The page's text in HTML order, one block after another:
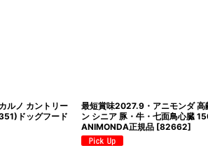
ルノ カントリー
ドッグフード
最短賞味2027.9・アニモンダ 高
ン シニア 豚・牛・七面鳥心臓
ANIMONDA正規品 [82662]